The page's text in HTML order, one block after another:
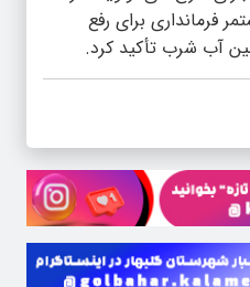
فرمانداری برای رفع
آب شرب تأکید کرد.